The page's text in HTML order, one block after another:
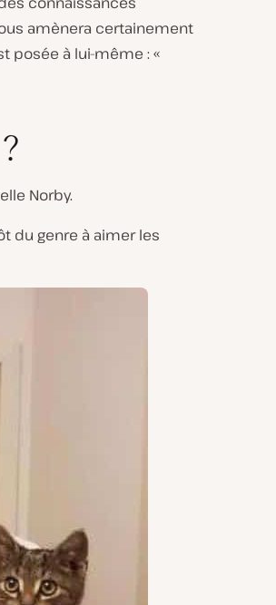
amènera certainement
posée à lui-même : «
Norby.
du genre à aimer les